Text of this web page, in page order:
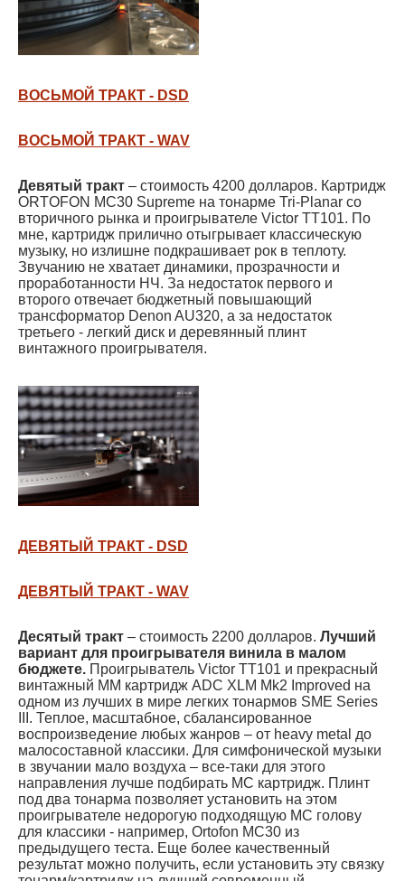
ВОСЬМОЙ ТРАКТ - DSD
ВОСЬМОЙ ТРАКТ - WAV
Девятый тракт – стоимость 4200 долларов. Картридж
ORTOFON MC30 Supreme на тонарме Tri-Planar со
вторичного рынка и проигрывателе Victor TT101. По
мне, картридж прилично отыгрывает классическую
музыку, но излишне подкрашивает рок в теплоту.
Звучанию не хватает динамики, прозрачности и
проработанности НЧ. За недостаток первого и
второго отвечает бюджетный повышающий
трансформатор Denon AU320, а за недостаток
третьего - легкий диск и деревянный плинт
винтажного проигрывателя.
ДЕВЯТЫЙ ТРАКТ - DSD
ДЕВЯТЫЙ ТРАКТ - WAV
Десятый тракт – стоимость 2200 долларов. Лучший
вариант для проигрывателя винила в малом
бюджете. Проигрыватель Victor TT101 и прекрасный
винтажный ММ картридж ADC XLM Mk2 Improved на
одном из лучших в мире легких тонармов SME Series
III. Теплое, масштабное, сбалансированное
воспроизведение любых жанров – от heavy metal до
малосоставной классики. Для симфонической музыки
в звучании мало воздуха – все-таки для этого
направления лучше подбирать МС картридж. Плинт
под два тонарма позволяет установить на этом
проигрывателе недорогую подходящую МС голову
для классики - например, Ortofon MC30 из
предыдущего теста. Еще более качественный
результат можно получить, если установить эту связку